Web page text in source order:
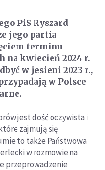
PiS Ryszard
jego partia
terminu
na kwiecień 2024 r.
w jesieni 2023 r.,
w Polsce
jest dość oczywista i
zajmują się
to także Państwowa
w rozmowie na
przeprowadzenie